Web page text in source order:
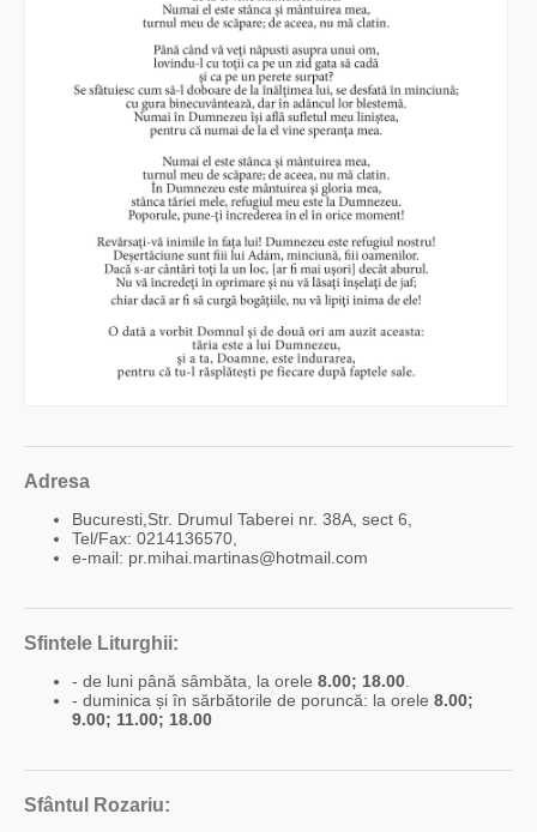
Adresa
Bucuresti,Str. Drumul Taberei nr. 38A, sect 6,
Tel/Fax: 0214136570,
e-mail: pr.mihai.martinas@hotmail.com
Sfintele Liturghii:
- de luni până sâmbăta, la orele 8.00; 18.00.
- duminica și în sărbătorile de poruncă: la orele 8.00;
9.00; 11.00; 18.00
Sfântul Rozariu: